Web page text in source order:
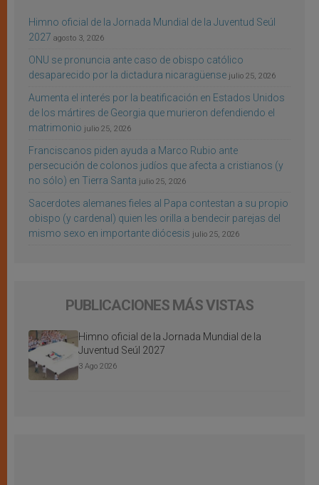
Himno oficial de la Jornada Mundial de la Juventud Seúl
2027 agosto 3, 2026
ONU se pronuncia ante caso de obispo católico
desaparecido por la dictadura nicaragüense julio 25, 2026
Aumenta el interés por la beatificación en Estados Unidos
de los mártires de Georgia que murieron defendiendo el
matrimonio julio 25, 2026
Franciscanos piden ayuda a Marco Rubio ante
persecución de colonos judíos que afecta a cristianos (y
no sólo) en Tierra Santa julio 25, 2026
Sacerdotes alemanes fieles al Papa contestan a su propio
obispo (y cardenal) quien les orilla a bendecir parejas del
mismo sexo en importante diócesis julio 25, 2026
PUBLICACIONES MÁS VISTAS
Himno oficial de la Jornada Mundial de la
Juventud Seúl 2027
3 Ago 2026